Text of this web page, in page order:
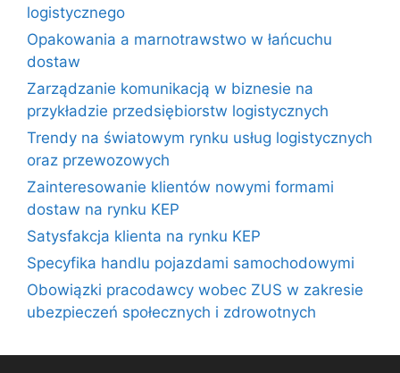
logistycznego
Opakowania a marnotrawstwo w łańcuchu
dostaw
Zarządzanie komunikacją w biznesie na
przykładzie przedsiębiorstw logistycznych
Trendy na światowym rynku usług logistycznych
oraz przewozowych
Zainteresowanie klientów nowymi formami
dostaw na rynku KEP
Satysfakcja klienta na rynku KEP
Specyfika handlu pojazdami samochodowymi
Obowiązki pracodawcy wobec ZUS w zakresie
ubezpieczeń społecznych i zdrowotnych